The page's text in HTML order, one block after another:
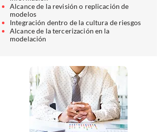
Alcance de la revisión o replicación de
modelos
Integración dentro de la cultura de riesgos
Alcance de la tercerización en la
modelación